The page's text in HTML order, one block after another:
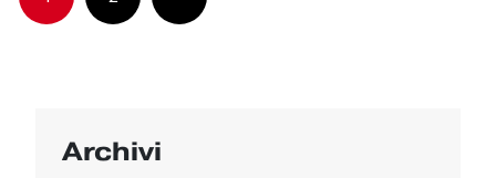
Archivi